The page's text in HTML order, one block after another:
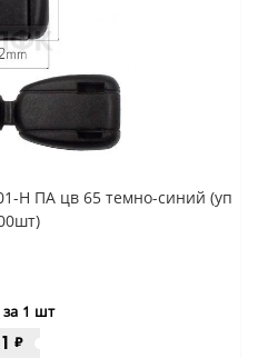
Н ПА цв 65 темно-синий (уп
1 шт
₽